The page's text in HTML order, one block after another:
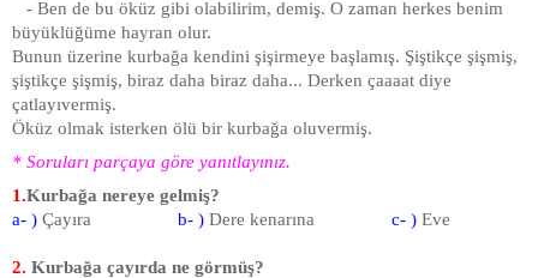
- Ben de bu öküz gibi olabilirim, demiş. O zaman herkes benim
büyüklüğüme hayran olur.
Bunun üzerine kurbağa kendini şişirmeye başlamış. Şiştikçe şişmiş,
şiştikçe şişmiş, biraz daha biraz daha... Derken çaaaat diye
çatlayıvermiş.
Öküz olmak isterken ölü bir kurbağa oluvermiş.
* Soruları parçaya göre yanıtlayınız.
1.Kurbağa nereye gelmiş?
a- ) Çayıra b- ) Dere kenarına c- ) Eve
2. Kurbağa çayırda ne görmüş?